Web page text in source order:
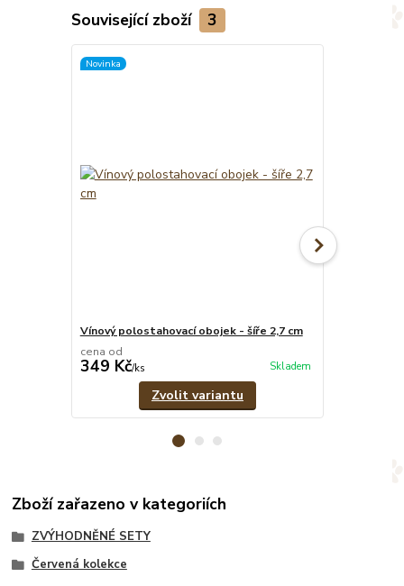
Související zboží 3
Novinka
Vínový polostahovací obojek - šíře 2,7 cm
cena od
349 Kč/ks Skladem
Zvolit variantu
Zboží zařazeno v kategoriích
ZVÝHODNĚNÉ SETY
Červená kolekce